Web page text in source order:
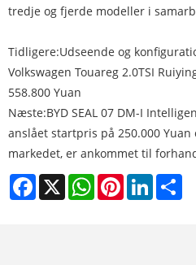
tredje og fjerde modeller i
Tidligere:Udseende og
Volkswagen Touareg 2.0TSI
558.800 Yuan
Næste:BYD SEAL 07 DM-I
anslået startpris på 250.000
markedet, er ankommet til
Facebook
X WhatsAppPinterestLinkedIn